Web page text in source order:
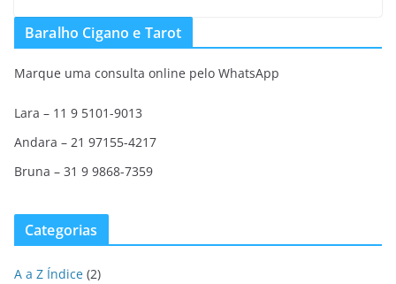
Baralho Cigano e Tarot
Marque uma consulta online pelo WhatsApp
Lara – 11 9 5101-9013
Andara – 21 97155-4217
Bruna – 31 9 9868-7359
Categorias
A a Z Índice (2)